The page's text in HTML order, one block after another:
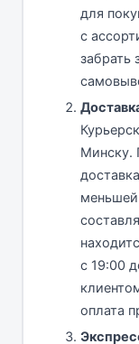
для
с
забрать
Минску.
меньшей
с 19:00
оплата